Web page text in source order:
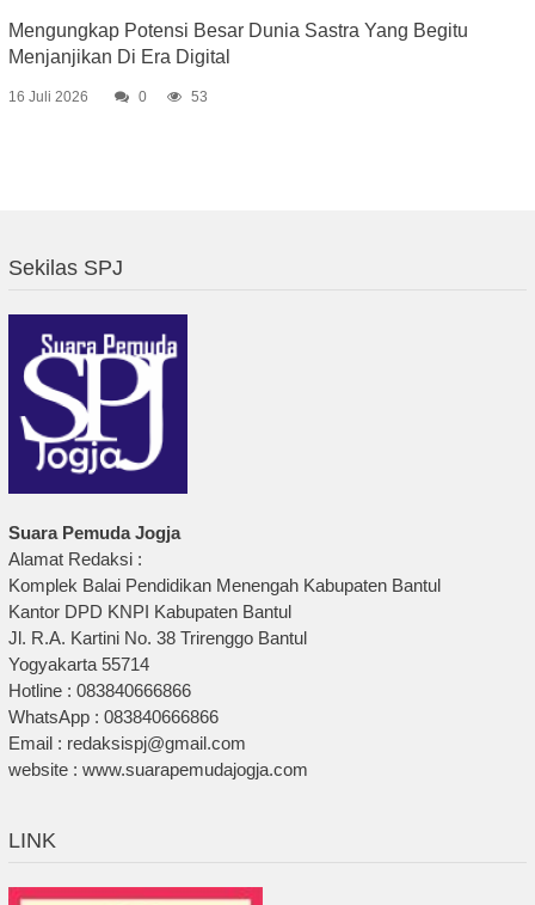
Mengungkap Potensi Besar Dunia Sastra Yang Begitu
Menjanjikan Di Era Digital
16 Juli 2026 0 53
Sekilas SPJ
Suara Pemuda Jogja
Alamat Redaksi :
Komplek Balai Pendidikan Menengah Kabupaten Bantul
Kantor DPD KNPI Kabupaten Bantul
Jl. R.A. Kartini No. 38 Trirenggo Bantul
Yogyakarta 55714
Hotline : 083840666866
WhatsApp : 083840666866
Email : redaksispj@gmail.com
website : www.suarapemudajogja.com
LINK